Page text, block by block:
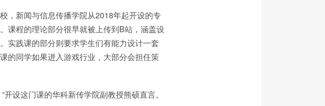
，新闻与信息传播学院从2018年起开设的专
课程的理论部分很早就被上传到B站，涵盖设
实践课的部分则要求学生们有能力设计一套
的同学如果进入游戏行业，大部分会担任策
设这门课的华科新传学院副教授熊硕直言。